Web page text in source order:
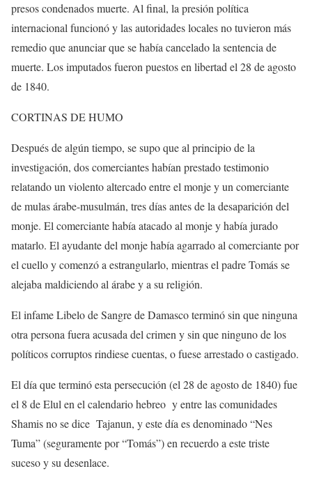
presos condenados muerte. Al final, la presión política
internacional funcionó y las autoridades locales no tuvieron más
remedio que anunciar que se había cancelado la sentencia de
muerte. Los imputados fueron puestos en libertad el 28 de agosto
de 1840.
CORTINAS DE HUMO
Después de algún tiempo, se supo que al principio de la
investigación, dos comerciantes habían prestado testimonio
relatando un violento altercado entre el monje y un comerciante
de mulas árabe-musulmán, tres días antes de la desaparición del
monje. El comerciante había atacado al monje y había jurado
matarlo. El ayudante del monje había agarrado al comerciante por
el cuello y comenzó a estrangularlo, mientras el padre Tomás se
alejaba maldiciendo al árabe y a su religión.
El infame Libelo de Sangre de Damasco terminó sin que ninguna
otra persona fuera acusada del crimen y sin que ninguno de los
políticos corruptos rindiese cuentas, o fuese arrestado o castigado.
El día que terminó esta persecución (el 28 de agosto de 1840) fue
el 8 de Elul en el calendario hebreo y entre las comunidades
Shamis no se dice Tajanun, y este día es denominado “Nes
Tuma” (seguramente por “Tomás”) en recuerdo a este triste
suceso y su desenlace.